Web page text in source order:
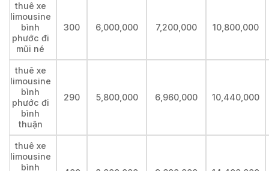
thuê xe
limousine
bình
phước đi
mũi né
300 6,000,000 7,200,000 10,800,000
thuê xe
limousine
bình
phước đi
bình
thuận
290 5,800,000 6,960,000 10,440,000
thuê xe
limousine
bình